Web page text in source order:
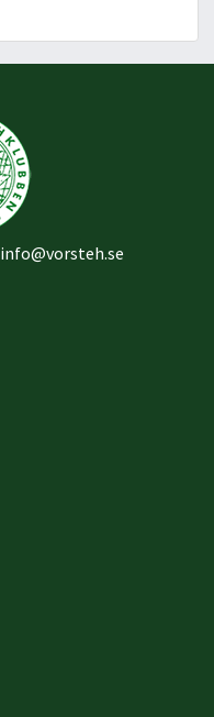
info@vorsteh.se